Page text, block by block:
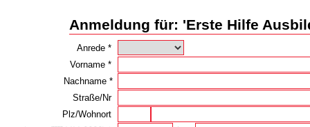
Anmeldung für: 'Erste Hilfe
Anrede *
Vorname *
Nachname *
Straße/Nr
Plz/Wohnort